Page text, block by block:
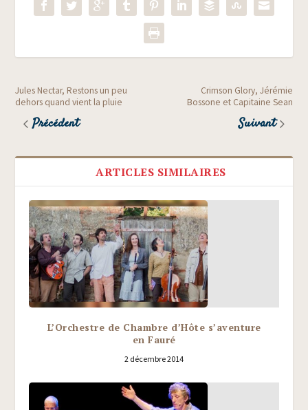
Jules Nectar, Restons un peu
dehors quand vient la pluie
Précédent
Crimson Glory, Jérémie
Bossone et Capitaine Sean
Suivant
ARTICLES SIMILAIRES
L’Orchestre de Chambre d’Hôte s’aventure
en Fauré
2 décembre 2014